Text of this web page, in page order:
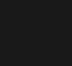
ventana)
ventana)